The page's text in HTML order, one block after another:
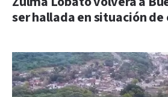
ser hallada en situación de